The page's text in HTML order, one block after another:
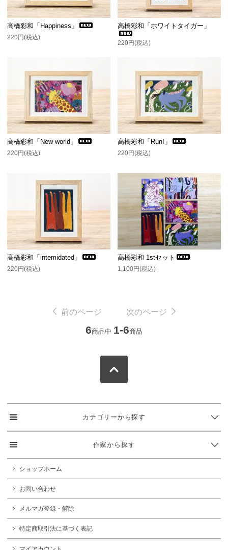
高橋彩和「Happiness」
220円(税込)
高橋彩和「ホワイトタイガー」
220円(税込)
高橋彩和「New world」
220円(税込)
高橋彩和「Run!」
220円(税込)
高橋彩和「intemidated」
220円(税込)
高橋彩和 1stセット
1,100円(税込)
前のページ 次のページ
6商品中 1-6商品
カテゴリーから探す
作家から探す
ショップホーム
お問い合わせ
メルマガ登録・解除
特定商取引法に基づく表記